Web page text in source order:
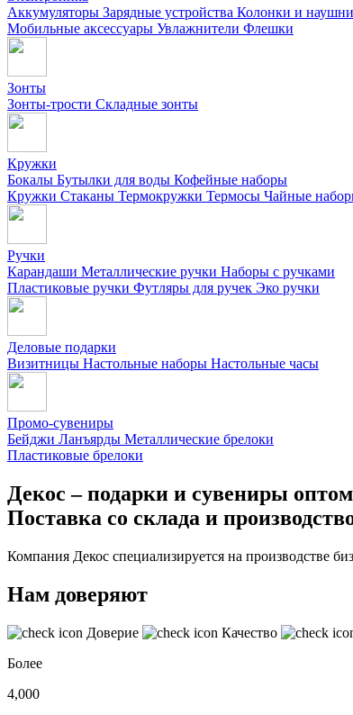
Аккумуляторы Зарядные устройства Колонки и
Мобильные аксессуары Увлажнители Флешки
Зонты
Зонты-трости Складные зонты
Кружки
Бокалы Бутылки для воды Кофейные наборы
Кружки Стаканы Термокружки Термосы Чайные
Ручки
Карандаши Металлические ручки Наборы с ручками
Пластиковые ручки Футляры для ручек Эко ручки
Деловые подарки
Визитницы Настольные наборы Настольные часы
Промо-сувениры
Бейджи Ланъярды Металлические брелоки
Пластиковые брелоки
Декос – подарки и сувениры оптом
Поставка со склада и
Компания Декос специализируется на производстве
Нам доверяют
Доверие Качество
Более
4,000